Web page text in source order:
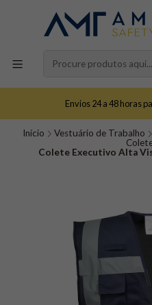
Envios 24 a 48 horas
Início Vestuário de Trabalho
Colete Executivo Alta